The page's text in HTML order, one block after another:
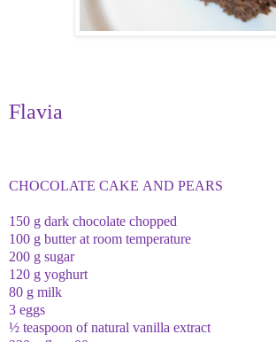
Flavia
CHOCOLATE CAKE AND PEARS
150 g dark chocolate chopped
100 g butter at room temperature
200 g sugar
120 g yoghurt
80 g milk
3 eggs
½ teaspoon of natural vanilla extract